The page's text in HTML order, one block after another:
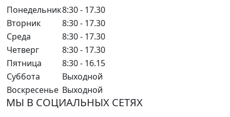
Понедельник8:30 - 17.30
Вторник
8:30 - 17.30
Среда
8:30 - 17.30
Четверг
8:30 - 17.30
Пятница
8:30 - 16.15
Суббота
Выходной
Воскресенье Выходной
МЫ В СОЦИАЛЬНЫХ СЕТЯХ